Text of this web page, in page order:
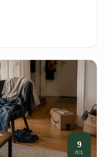
9
JUL